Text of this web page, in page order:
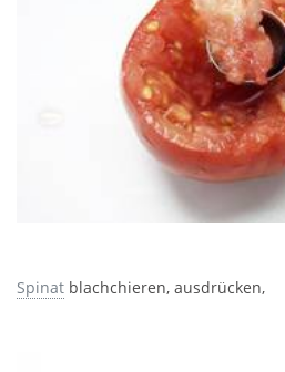
Spinat blachchieren, ausdrücken,